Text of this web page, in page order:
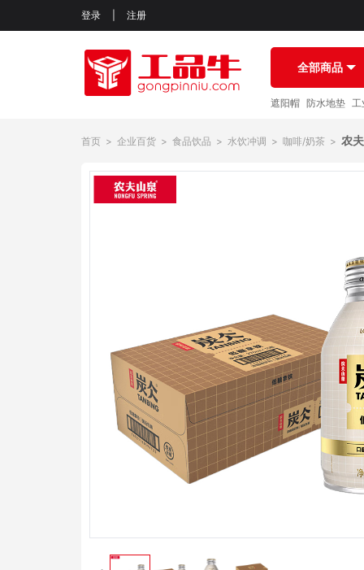
登录 注册
全部商品
遮阳帽 防水地垫 工
首页 > 企业百货 > 食品饮品 > 水饮冲调 > 咖啡/奶茶 > 农